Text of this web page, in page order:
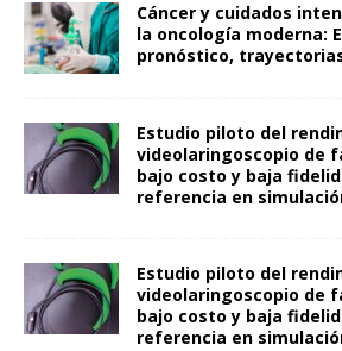
Cáncer y cuidados
la oncología moderna:
pronóstico,
Estudio piloto del
videolaringoscopio de
bajo costo y baja
referencia en
Estudio piloto del
videolaringoscopio de
bajo costo y baja
referencia en